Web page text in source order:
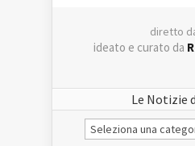
diretto
ideato e curato da
Le Notizie
Le
Notizie